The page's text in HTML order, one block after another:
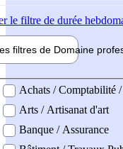
le filtre de durée
filtres de Domaine pro
professionel
Achats / Comptabilité
Arts / Artisanat d'art
Banque / Assurance